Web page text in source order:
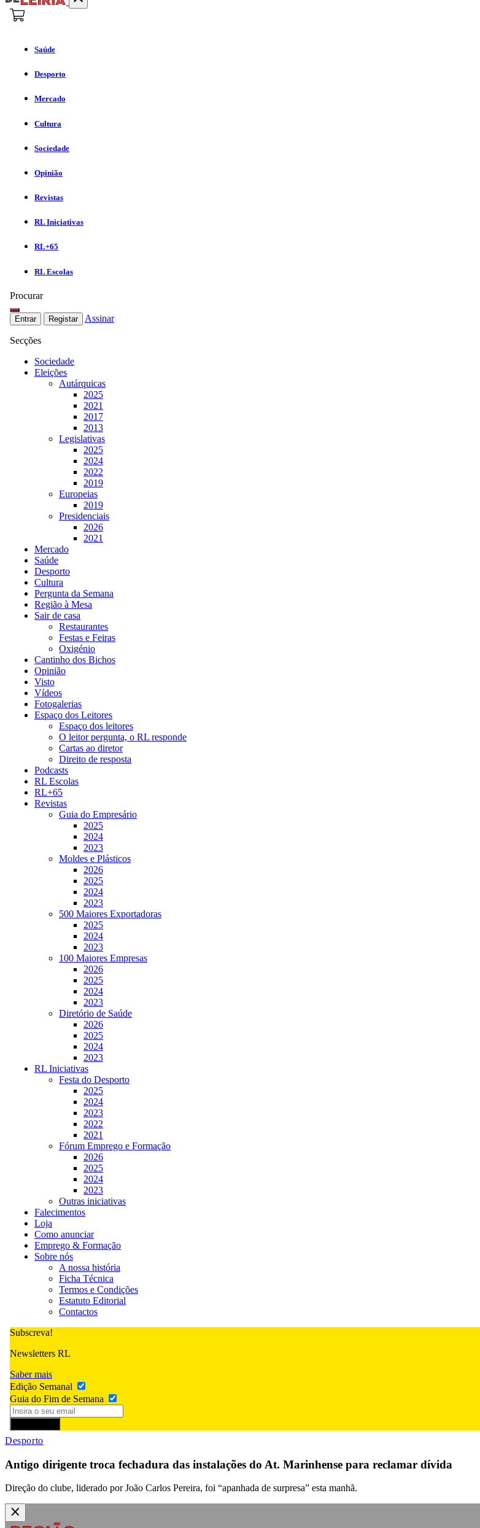
Saúde
Desporto
Mercado
Cultura
Sociedade
Opinião
Revistas
RL Iniciativas
RL+65
RL Escolas
Procurar
Entrar Registar Assinar
Secções
Sociedade
Eleições
Autárquicas
2025
2021
2017
2013
Legislativas
2025
2024
2022
2019
Europeias
2019
Presidenciais
2026
2021
Mercado
Saúde
Desporto
Cultura
Pergunta da Semana
Região à Mesa
Sair de casa
Restaurantes
Festas e Feiras
Oxigénio
Cantinho dos Bichos
Opinião
Visto
Vídeos
Fotogalerias
Espaço dos Leitores
Espaço dos leitores
O leitor pergunta, o RL responde
Cartas ao diretor
Direito de resposta
Podcasts
RL Escolas
RL+65
Revistas
Guia do Empresário
2025
2024
2023
Moldes e Plásticos
2026
2025
2024
2023
500 Maiores Exportadoras
2025
2024
2023
100 Maiores Empresas
2026
2025
2024
2023
Diretório de Saúde
2026
2025
2024
2023
RL Iniciativas
Festa do Desporto
2025
2024
2023
2022
2021
Fórum Emprego e Formação
2026
2025
2024
2023
Outras iniciativas
Falecimentos
Loja
Como anunciar
Emprego & Formação
Sobre nós
A nossa história
Ficha Técnica
Termos e Condições
Estatuto Editorial
Contactos
Subscreva!
Newsletters RL
Saber mais
Edição Semanal
Guia do Fim de Semana
Desporto
Antigo dirigente troca fechadura das instalações do At. Marinhense para reclamar dívida
Direção do clube, liderado por João Carlos Pereira, foi “apanhada de surpresa” esta manhã.